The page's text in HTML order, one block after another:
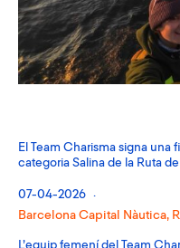
El Team Charisma signa una
categoria Salina de la Ruta de
07-04-2026
Barcelona Capital Nàutica,
L’equip femení del Team